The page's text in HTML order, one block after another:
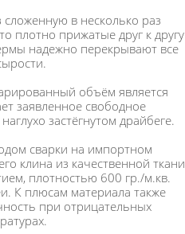
в несколько раз
плотно прижатые друг к другу
надежно перекрывают все
объём является
заявленное свободное
застёгнутом драйбеге.
сварки на импортном
клина из качественной ткани
плотностью 600 гр./м.кв.
К плюсам материала также
при отрицательных